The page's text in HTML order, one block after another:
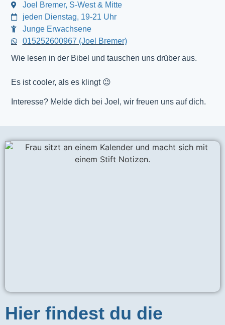
Joel Bremer, S-West & Mitte
jeden Dienstag, 19-21 Uhr
Junge Erwachsene
015252600967 (Joel Bremer)
Wie lesen in der Bibel und tauschen uns drüber aus.
Es ist cooler, als es klingt 😉
Interesse? Melde dich bei Joel, wir freuen uns auf dich.
Hier findest du die